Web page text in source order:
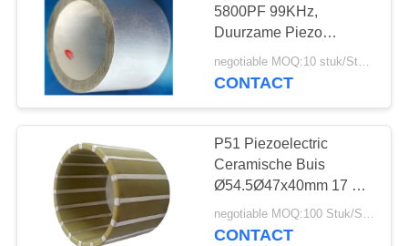
PZT-Poeder
5800PF 99KHz,
Duurzame Piezo
Cilinder
Ø9.6xØ8.2x9.5mm
negotiable MOQ:10 stuk/Stukken
CONTACT
P51 Piezoelectric
Ceramische Buis
Ø54.5Ø47x40mm 17 de
Resonerende
Frequentie van KHz
negotiable MOQ:100 Stuk/Stukken
CONTACT